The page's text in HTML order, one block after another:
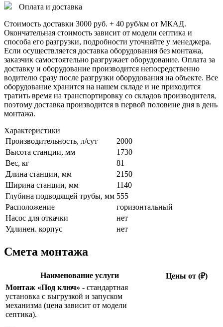
Оплата и доставка
Стоимость доставки 3000 руб. + 40 руб/км от МКАД.
Окончательная стоимость зависит от модели септика и
способа его разгрузки, подробности уточняйте у менеджера.
Если осуществляется доставка оборудования без монтажа,
заказчик самостоятельно разгружает оборудование. Оплата за
доставку и оборудование производится непосредственно
водителю сразу после разгрузки оборудования на объекте. Все
оборудование хранится на нашем складе и не приходится
тратить время на транспортировку со складов производителя,
поэтому доставка производится в первой половине дня в день
монтажа.
Характеристики
Производительность, л/сут
2000
Высота станции, мм
1730
Вес, кг
81
Длина станции, мм
2150
Ширина станции, мм
1140
Глубина подводящей трубы, мм 555
Расположение
горизонтальный
Насос для откачки
нет
Удлинен. корпус
нет
Смета монтажа
Наименование услуги
Цены от (₽)
Монтаж «Под ключ» - стандартная
установка с выгрузкой и запуском
механизма (цена зависит от модели
септика).